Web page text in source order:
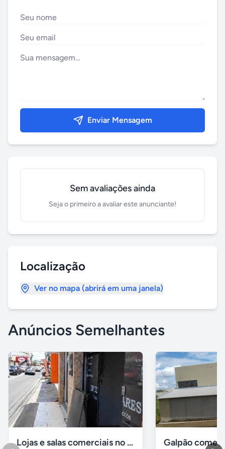
Enviar Mensagem
Sem avaliações ainda
Seja o primeiro a avaliar este anunciante!
Localização
Ver no mapa (abrirá em uma janela)
Anúncios Semelhantes
Lojas e salas comerciais no vinhais Galpão